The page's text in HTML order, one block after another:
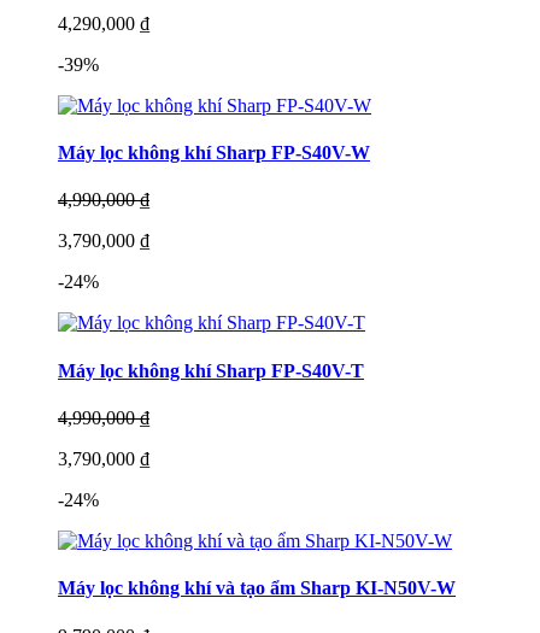
4,290,000 ₫
-39%
Máy lọc không khí Sharp FP-S40V-W
4,990,000 ₫
3,790,000 ₫
-24%
Máy lọc không khí Sharp FP-S40V-T
4,990,000 ₫
3,790,000 ₫
-24%
Máy lọc không khí và tạo ẩm Sharp KI-N50V-W